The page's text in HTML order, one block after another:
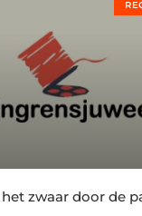
zwaar door de